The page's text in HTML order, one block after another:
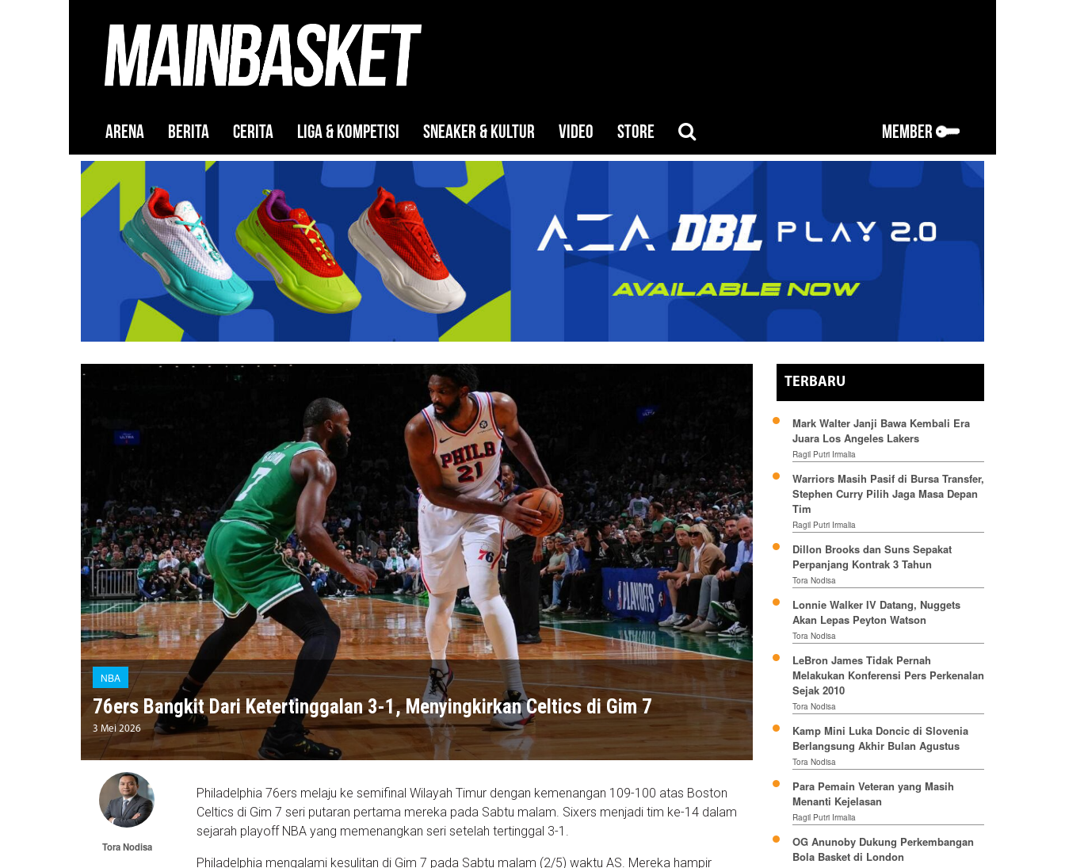
ARENA BERITA CERITA LIGA & KOMPETISI SNEAKER & KULTUR VIDEO STORE MEMBER
NBA
76ers Bangkit Dari Ketertinggalan 3-1, Menyingkirkan Celtics di Gim 7
3 Mei 2026
Tora Nodisa
Philadelphia 76ers melaju ke semifinal Wilayah Timur dengan kemenangan 109-100 atas Boston
Celtics di Gim 7 seri putaran pertama mereka pada Sabtu malam. Sixers menjadi tim ke-14 dalam
sejarah playoff NBA yang memenangkan seri setelah tertinggal 3-1.
Philadelphia mengalami kesulitan di Gim 7 pada Sabtu malam (2/5) waktu AS. Mereka hampir
TERBARU
Mark Walter Janji Bawa Kembali Era
Juara Los Angeles Lakers
Ragil Putri Irmalia
Warriors Masih Pasif di Bursa Transfer,
Stephen Curry Pilih Jaga Masa Depan
Tim
Ragil Putri Irmalia
Dillon Brooks dan Suns Sepakat
Perpanjang Kontrak 3 Tahun
Tora Nodisa
Lonnie Walker IV Datang, Nuggets
Akan Lepas Peyton Watson
Tora Nodisa
LeBron James Tidak Pernah
Melakukan Konferensi Pers Perkenalan
Sejak 2010
Tora Nodisa
Kamp Mini Luka Doncic di Slovenia
Berlangsung Akhir Bulan Agustus
Tora Nodisa
Para Pemain Veteran yang Masih
Menanti Kejelasan
Ragil Putri Irmalia
OG Anunoby Dukung Perkembangan
Bola Basket di London